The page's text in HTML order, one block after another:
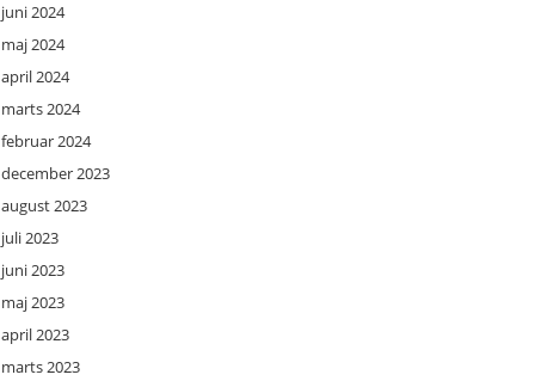
juni 2024
maj 2024
april 2024
marts 2024
februar 2024
december 2023
august 2023
juli 2023
juni 2023
maj 2023
april 2023
marts 2023